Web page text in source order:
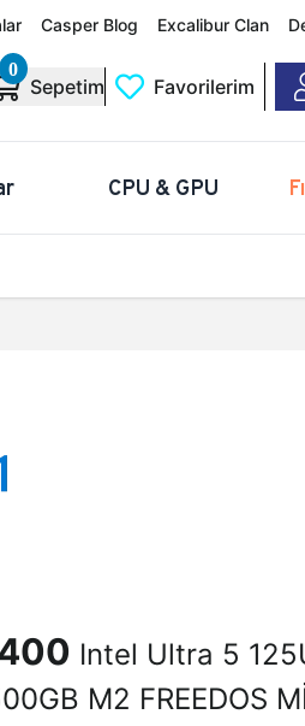
Casper Blog Excalibur Clan
0
Sepetim Favorilerim
CPU & GPU
Intel Ultra 5
M2 FREEDOS